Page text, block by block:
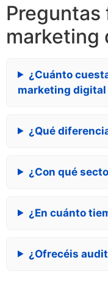
marketing
¿Cuánto
marketing digital
¿Qué
¿Con qué
¿En cuánto
¿Ofrecéis